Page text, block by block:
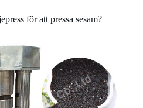
för att pressa sesam?